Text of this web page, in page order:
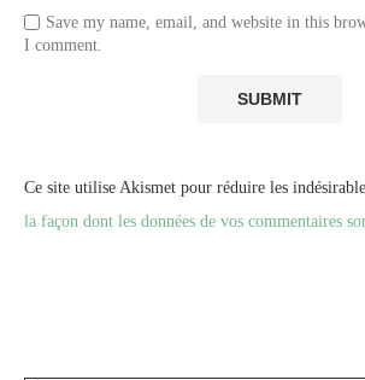
Save my name, email, and website in this
I comment.
Ce site utilise Akismet pour réduire les
la façon dont les données de vos commentaires